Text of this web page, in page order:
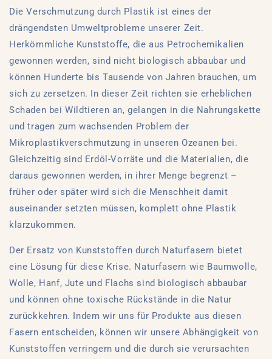
Die Verschmutzung durch Plastik ist eines der
drängendsten Umweltprobleme unserer Zeit.
Herkömmliche Kunststoffe, die aus Petrochemikalien
gewonnen werden, sind nicht biologisch abbaubar und
können Hunderte bis Tausende von Jahren brauchen, um
sich zu zersetzen. In dieser Zeit richten sie erheblichen
Schaden bei Wildtieren an, gelangen in die Nahrungskette
und tragen zum wachsenden Problem der
Mikroplastikverschmutzung in unseren Ozeanen bei.
Gleichzeitig sind Erdöl-Vorräte und die Materialien, die
daraus gewonnen werden, in ihrer Menge begrenzt –
früher oder später wird sich die Menschheit damit
auseinander setzten müssen, komplett ohne Plastik
klarzukommen.
Der Ersatz von Kunststoffen durch Naturfasern bietet
eine Lösung für diese Krise. Naturfasern wie Baumwolle,
Wolle, Hanf, Jute und Flachs sind biologisch abbaubar
und können ohne toxische Rückstände in die Natur
zurückkehren. Indem wir uns für Produkte aus diesen
Fasern entscheiden, können wir unsere Abhängigkeit von
Kunststoffen verringern und die durch sie verursachten